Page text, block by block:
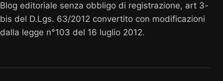
Blog editoriale senza obbligo di registrazione, art 3-
bis del D.Lgs. 63/2012 convertito con modificazioni
dalla legge n°103 del 16 luglio 2012.